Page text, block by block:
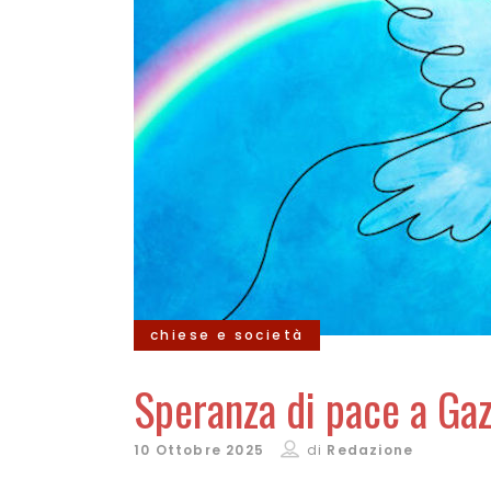
chiese e società
Speranza di pace a
10 Ottobre 2025 di Redazione